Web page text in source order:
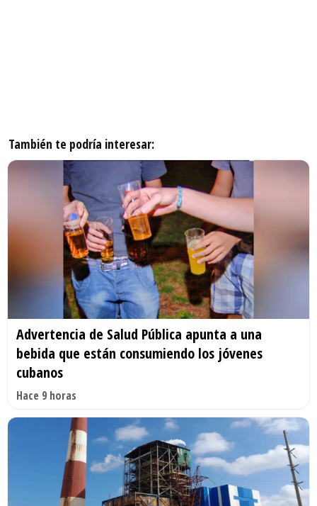
También te podría interesar:
Advertencia de Salud Pública apunta a una
bebida que están consumiendo los jóvenes
cubanos
Hace 9 horas